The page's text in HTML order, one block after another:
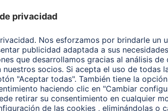
producto
Buscar entre
nuestros
productos